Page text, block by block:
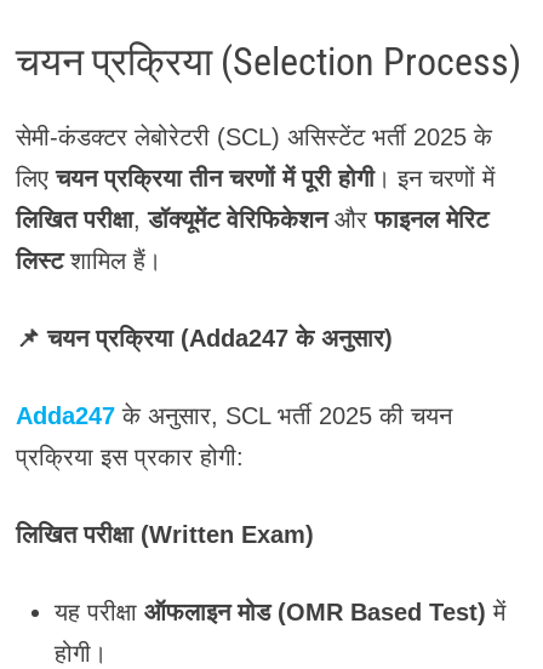
चयन प्रक्रिया (Selection Process)
सेमी-कंडक्टर लेबोरेटरी (SCL) असिस्टेंट भर्ती 2025 के
लिएचयन प्रक्रिया तीन चरणों में पूरी होगी। इन चरणों में
लिखित परीक्षा,डॉक्यूमेंट वेरिफिकेशनऔरफाइनल मेरिट
लिस्टशामिल हैं।
📌 चयन प्रक्रिया (Adda247 के अनुसार)
Adda247के अनुसार, SCL भर्ती 2025 की चयन
प्रक्रिया इस प्रकार होगी:
लिखित परीक्षा (Written Exam)
यह परीक्षा ऑफलाइन मोड (OMR Based Test) में
होगी।